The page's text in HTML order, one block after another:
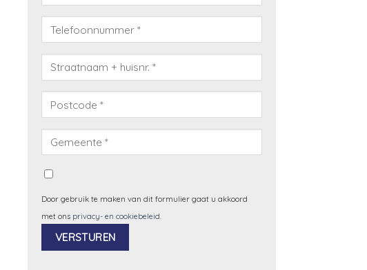
Door gebruik te maken van dit formulier gaat u akkoord
met ons privacy- en cookiebeleid.